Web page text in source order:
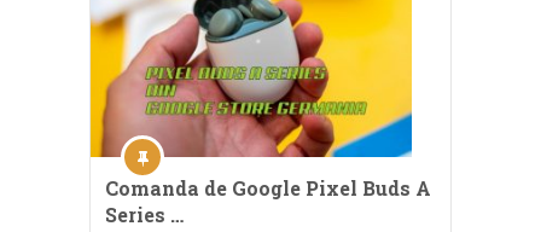
Comanda de Google Pixel Buds A
Series …